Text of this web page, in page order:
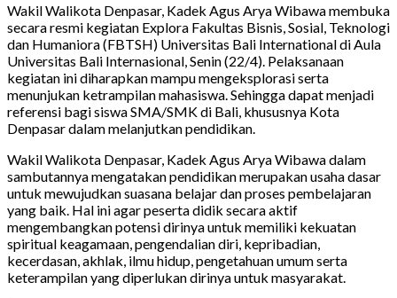
Wakil Walikota Denpasar, Kadek Agus Arya Wibawa membuka
secara resmi kegiatan Explora Fakultas Bisnis, Sosial, Teknologi
dan Humaniora (FBTSH) Universitas Bali International di Aula
Universitas Bali Internasional, Senin (22/4). Pelaksanaan
kegiatan ini diharapkan mampu mengeksplorasi serta
menunjukan ketrampilan mahasiswa. Sehingga dapat menjadi
referensi bagi siswa SMA/SMK di Bali, khususnya Kota
Denpasar dalam melanjutkan pendidikan.
Wakil Walikota Denpasar, Kadek Agus Arya Wibawa dalam
sambutannya mengatakan pendidikan merupakan usaha dasar
untuk mewujudkan suasana belajar dan proses pembelajaran
yang baik. Hal ini agar peserta didik secara aktif
mengembangkan potensi dirinya untuk memiliki kekuatan
spiritual keagamaan, pengendalian diri, kepribadian,
kecerdasan, akhlak, ilmu hidup, pengetahuan umum serta
keterampilan yang diperlukan dirinya untuk masyarakat.